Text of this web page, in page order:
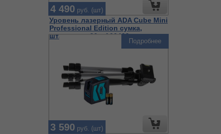
Уровень лазерный ADA Cube Mini
Professional Edition сумка,
штатив, до 20м А00462
4 490 руб. (шт)
3 590 руб. (шт)
Подробнее